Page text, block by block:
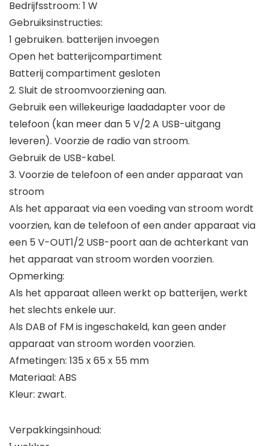
Bedrijfsstroom: 1 W
Gebruiksinstructies:
1 gebruiken. batterijen invoegen
Open het batterijcompartiment
Batterij compartiment gesloten
2. Sluit de stroomvoorziening aan.
Gebruik een willekeurige laadadapter voor de
telefoon (kan meer dan 5 V/2 A USB-uitgang
leveren). Voorzie de radio van stroom.
Gebruik de USB-kabel.
3. Voorzie de telefoon of een ander apparaat van
stroom
Als het apparaat via een voeding van stroom wordt
voorzien, kan de telefoon of een ander apparaat via
een 5 V-OUT1/2 USB-poort aan de achterkant van
het apparaat van stroom worden voorzien.
Opmerking:
Als het apparaat alleen werkt op batterijen, werkt
het slechts enkele uur.
Als DAB of FM is ingeschakeld, kan geen ander
apparaat van stroom worden voorzien.
Afmetingen: 135 x 65 x 55 mm
Materiaal: ABS
Kleur: zwart.
Verpakkingsinhoud: